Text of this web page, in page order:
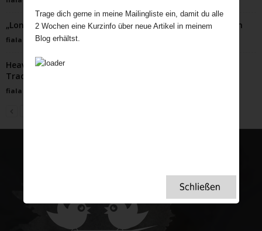
„Londons Gestank und seine nachhaltige Transformation
fiala Februar 1, 2024
Heavy Metal, die Rettung der englischen Orgeln: Wenn
Tradition auf Innovation trifft
fiala
Trage dich gerne in meine Mailingliste ein, damit du alle
2 Wochen eine Kurzinfo über neue Artikel in meinem
Blog erhältst.